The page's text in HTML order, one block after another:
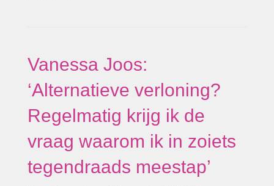
Vanessa Joos:
‘Alternatieve verloning?
Regelmatig krijg ik de
vraag waarom ik in zoiets
tegendraads meestap’